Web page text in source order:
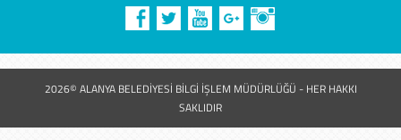
2026© ALANYA BELEDİYESİ BİLGİ İŞLEM MÜDÜRLÜĞÜ - HER HAKKI
SAKLIDIR